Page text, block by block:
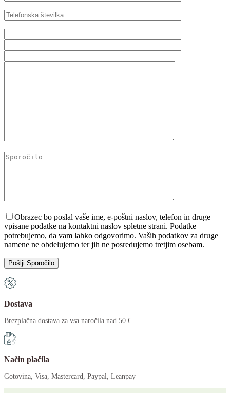
Obrazec bo poslal vaše ime, e-poštni naslov, telefon in druge
vpisane podatke na kontaktni naslov spletne strani. Podatke
potrebujemo, da vam lahko odgovorimo. Vaših podatkov za druge
namene ne obdelujemo ter jih ne posredujemo tretjim osebam.
Dostava
Brezplačna dostava za vsa naročila nad 50 €
Način plačila
Gotovina, Visa, Mastercard, Paypal, Leanpay